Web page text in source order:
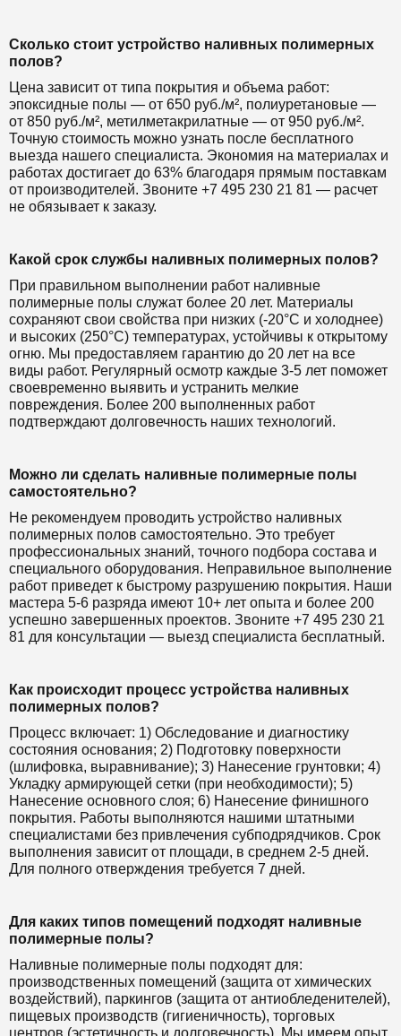
Сколько стоит устройство наливных полимерных
полов?
Цена зависит от типа покрытия и объема работ:
эпоксидные полы — от 650 руб./м², полиуретановые —
от 850 руб./м², метилметакрилатные — от 950 руб./м².
Точную стоимость можно узнать после бесплатного
выезда нашего специалиста. Экономия на материалах и
работах достигает до 63% благодаря прямым поставкам
от производителей. Звоните +7 495 230 21 81 — расчет
не обязывает к заказу.
Какой срок службы наливных полимерных полов?
При правильном выполнении работ наливные
полимерные полы служат более 20 лет. Материалы
сохраняют свои свойства при низких (-20°C и холоднее)
и высоких (250°C) температурах, устойчивы к открытому
огню. Мы предоставляем гарантию до 20 лет на все
виды работ. Регулярный осмотр каждые 3-5 лет поможет
своевременно выявить и устранить мелкие
повреждения. Более 200 выполненных работ
подтверждают долговечность наших технологий.
Можно ли сделать наливные полимерные полы
самостоятельно?
Не рекомендуем проводить устройство наливных
полимерных полов самостоятельно. Это требует
профессиональных знаний, точного подбора состава и
специального оборудования. Неправильное выполнение
работ приведет к быстрому разрушению покрытия. Наши
мастера 5-6 разряда имеют 10+ лет опыта и более 200
успешно завершенных проектов. Звоните +7 495 230 21
81 для консультации — выезд специалиста бесплатный.
Как происходит процесс устройства наливных
полимерных полов?
Процесс включает: 1) Обследование и диагностику
состояния основания; 2) Подготовку поверхности
(шлифовка, выравнивание); 3) Нанесение грунтовки; 4)
Укладку армирующей сетки (при необходимости); 5)
Нанесение основного слоя; 6) Нанесение финишного
покрытия. Работы выполняются нашими штатными
специалистами без привлечения субподрядчиков. Срок
выполнения зависит от площади, в среднем 2-5 дней.
Для полного отверждения требуется 7 дней.
Для каких типов помещений подходят наливные
полимерные полы?
Наливные полимерные полы подходят для:
производственных помещений (защита от химических
воздействий), паркингов (защита от антиобледенителей),
пищевых производств (гигиеничность), торговых
центров (эстетичность и долговечность). Мы имеем опыт